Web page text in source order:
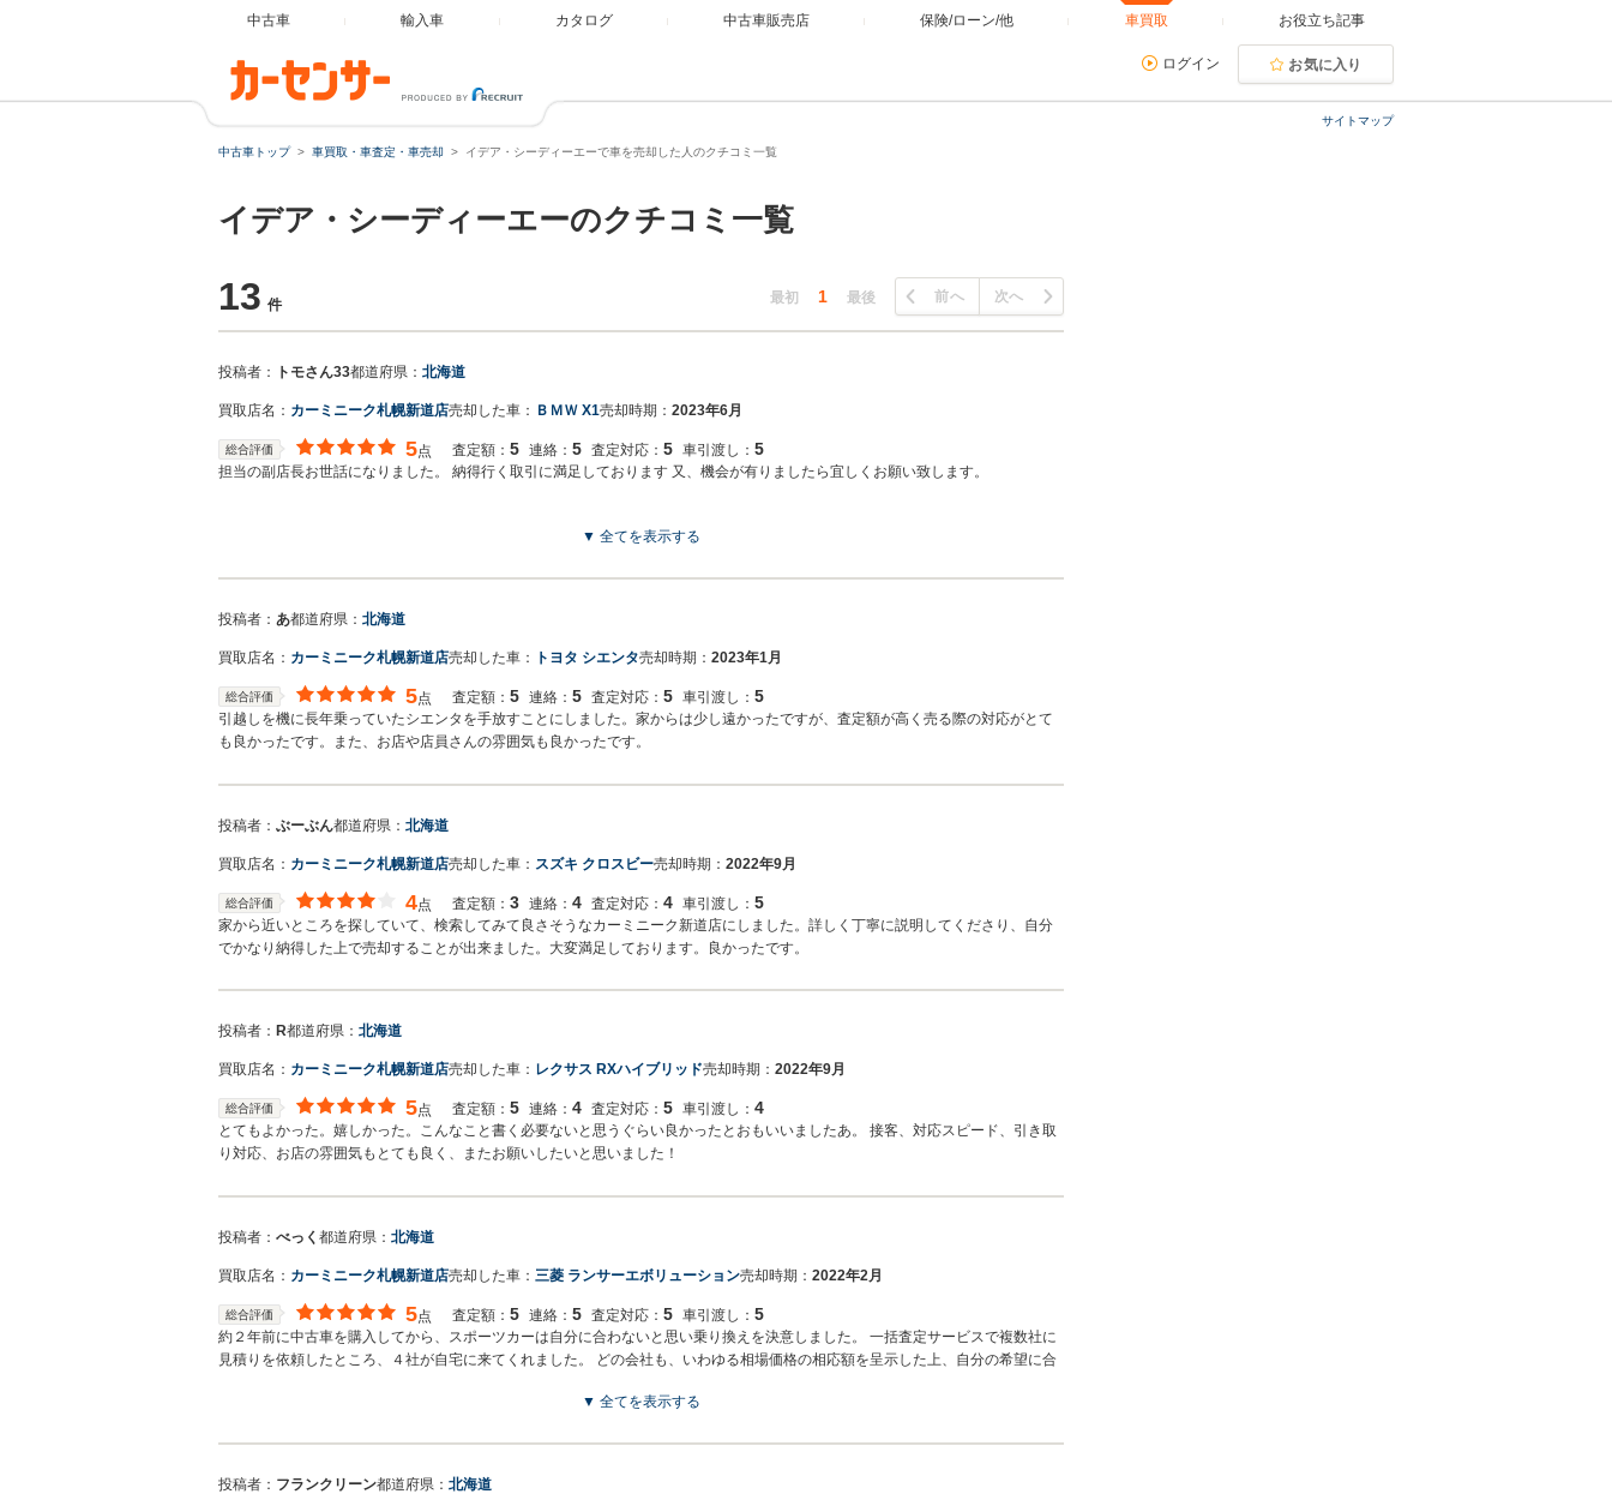
中古車 輸入車 カタログ 中古車販売店 保険/ローン/他 車買取 お役立ち記事
ログイン お気に入り
サイトマップ
中古車トップ 車買取・車査定・車売却 イデア・シーディーエーで車を売却した人のクチコミ一覧
イデア・シーディーエーのクチコミ一覧
13 件 最初 1 最後 前へ 次へ
投稿者： トモさん33都道府県： 北海道
買取店名： カーミニーク札幌新道店売却した車： ＢＭＷ X1売却時期： 2023年6月
総合評価 5点 査定額： 5 連絡： 5 査定対応： 5 車引渡し： 5
担当の副店長お世話になりました。 納得行く取引に満足しております 又、機会が有りましたら宜しくお願い致します。
▼ 全てを表示する
投稿者： あ都道府県： 北海道
買取店名： カーミニーク札幌新道店売却した車： トヨタ シエンタ売却時期： 2023年1月
総合評価 5点 査定額： 5 連絡： 5 査定対応： 5 車引渡し： 5
引越しを機に長年乗っていたシエンタを手放すことにしました。家からは少し遠かったですが、査定額が高く売る際の対応がとて
も良かったです。また、お店や店員さんの雰囲気も良かったです。
投稿者： ぶーぶん都道府県： 北海道
買取店名： カーミニーク札幌新道店売却した車： スズキ クロスビー売却時期： 2022年9月
総合評価 4点 査定額： 3 連絡： 4 査定対応： 4 車引渡し： 5
家から近いところを探していて、検索してみて良さそうなカーミニーク新道店にしました。詳しく丁寧に説明してくださり、自分
でかなり納得した上で売却することが出来ました。大変満足しております。良かったです。
投稿者： R都道府県： 北海道
買取店名： カーミニーク札幌新道店売却した車： レクサス RXハイブリッド売却時期： 2022年9月
総合評価 5点 査定額： 5 連絡： 4 査定対応： 5 車引渡し： 4
とてもよかった。嬉しかった。こんなこと書く必要ないと思うぐらい良かったとおもいいましたあ。 接客、対応スピード、引き取
り対応、お店の雰囲気もとても良く、またお願いしたいと思いました！
投稿者： べっく 都道府県： 北海道
買取店名： カーミニーク札幌新道店売却した車： 三菱 ランサーエボリューション売却時期： 2022年2月
総合評価 5点 査定額： 5 連絡： 5 査定対応： 5 車引渡し： 5
約２年前に中古車を購入してから、スポーツカーは自分に合わないと思い乗り換えを決意しました。 一括査定サービスで複数社に
見積りを依頼したところ、４社が自宅に来てくれました。 どの会社も、いわゆる相場価格の相応額を呈示した上、自分の希望に合
んに電話してみたところ、現車確認をすることもなく、どの会社よりも高い見積り額を出してくれました。 このことを他社に伝え
だきました。 購入金額よりも売却金額の方が上回る結果となり、非常に満足度が高かったです。
▼ 全てを表示する
投稿者： フランクリーン都道府県： 北海道